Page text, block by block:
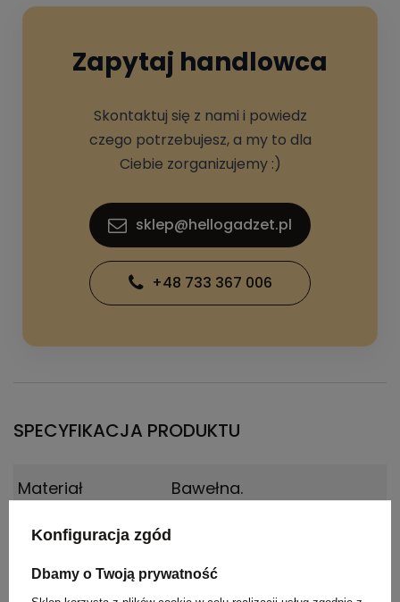
Zapytaj handlowca
Skontaktuj się z nami i powiedz
czego potrzebujesz, a my to dla
Ciebie zorganizujemy :)
sklep@hellogadzet.pl
+48 733 367 006
SPECYFIKACJA PRODUKTU
Materiał Bawełna.
Kraj
Konfiguracja zgód
Dbamy o Twoją prywatność